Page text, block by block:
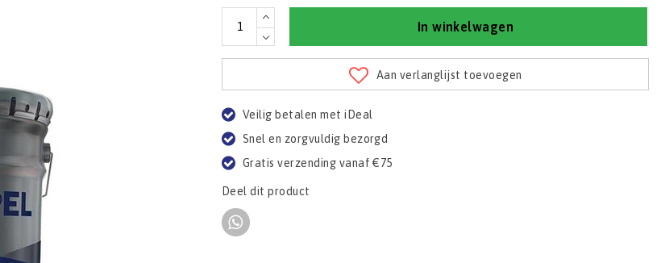
In winkelwagen
Aan verlanglijst toevoegen
Veilig betalen met iDeal
Snel en zorgvuldig bezorgd
Gratis verzending vanaf €75
Deel dit product